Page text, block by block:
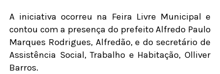
A iniciativa ocorreu na Feira Livre Municipal e
contou com a presença do prefeito Alfredo Paulo
Marques Rodrigues, Alfredão, e do secretário de
Assistência Social, Trabalho e Habitação, Olliver
Barros.